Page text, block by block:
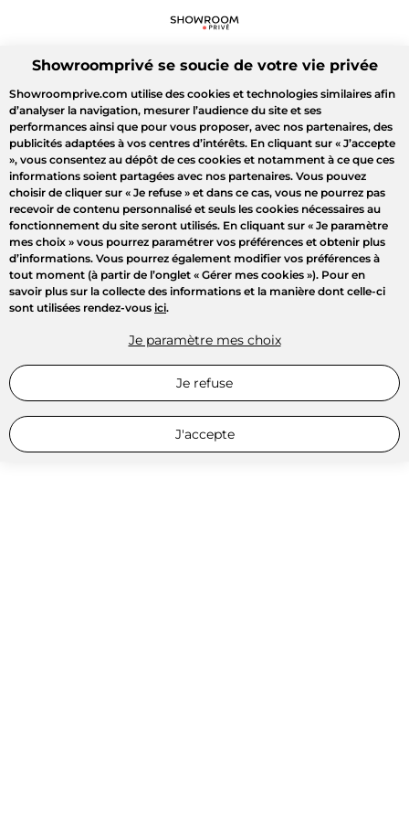
Showroomprivé se soucie de votre vie privée
Showroomprive.com utilise des cookies et technologies similaires afin
d’analyser la navigation, mesurer l’audience du site et ses
performances ainsi que pour vous proposer, avec nos partenaires, des
publicités adaptées à vos centres d’intérêts. En cliquant sur « J’accepte
», vous consentez au dépôt de ces cookies et notamment à ce que ces
informations soient partagées avec nos partenaires. Vous pouvez
choisir de cliquer sur « Je refuse » et dans ce cas, vous ne pourrez pas
recevoir de contenu personnalisé et seuls les cookies nécessaires au
fonctionnement du site seront utilisés. En cliquant sur « Je paramètre
mes choix » vous pourrez paramétrer vos préférences et obtenir plus
d’informations. Vous pourrez également modifier vos préférences à
tout moment (à partir de l’onglet « Gérer mes cookies »). Pour en
savoir plus sur la collecte des informations et la manière dont celle-ci
sont utilisées rendez-vous ici.
Je paramètre mes choix
Je refuse
J'accepte